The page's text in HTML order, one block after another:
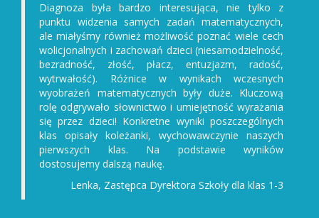
Diagnoza była bardzo interesująca, nie tylko z
punktu widzenia samych zadań matematycznych,
ale miałyśmy również możliwość poznać wiele cech
wolicjonalnych i zachowań dzieci (niesamodzielność,
bezradność, złość, płacz, entuzjazm, radość,
wytrwałość). Różnice w wynikach wczesnych
wyobrażeń matematycznych były duże. Kluczową
rolę odgrywało słownictwo i umiejętność wyrażania
się przez dzieci! Konkretne wyniki poszczególnych
klas opisały koleżanki, wychowawczynie naszych
pierwszych klas. Na podstawie wyników
dostosujemy dalszą naukę.
Lenka, Zastępca Dyrektora Szkoły dla klas 1-3